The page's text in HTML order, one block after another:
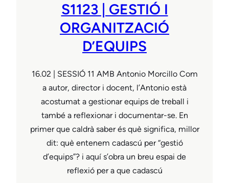
S1123 | GESTIÓ I
ORGANITZACIÓ
D’EQUIPS
16.02 | SESSIÓ 11 AMB Antonio Morcillo Com
a autor, director i docent, l’Antonio està
acostumat a gestionar equips de treball i
també a reflexionar i documentar-se. En
primer que caldrà saber és què significa, millor
dit: què entenem cadascú per “gestió
d’equips”? i aquí s’obra un breu espai de
reflexió per a que cadascú